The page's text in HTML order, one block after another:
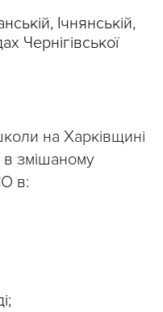
Ічнянській,
Чернігівської
на Харківщині
змішаному
в: